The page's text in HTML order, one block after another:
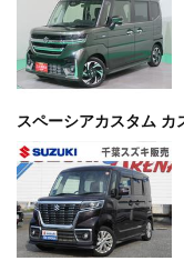
スペーシアカスタム